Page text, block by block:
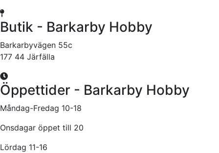
Butik - Barkarby Hobby
Barkarbyvägen 55c
177 44 Järfälla
Öppettider - Barkarby Hobby
Måndag-Fredag 10-18
Onsdagar öppet till 20
Lördag 11-16